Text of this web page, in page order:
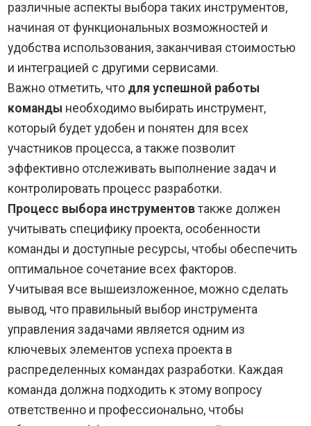
различные аспекты выбора таких инструментов,
начиная от функциональных возможностей и
удобства использования, заканчивая стоимостью
и интеграцией с другими сервисами.
Важно отметить, что для успешной работы
команды необходимо выбирать инструмент,
который будет удобен и понятен для всех
участников процесса, а также позволит
эффективно отслеживать выполнение задач и
контролировать процесс разработки.
Процесс выбора инструментов также должен
учитывать специфику проекта, особенности
команды и доступные ресурсы, чтобы обеспечить
оптимальное сочетание всех факторов.
Учитывая все вышеизложенное, можно сделать
вывод, что правильный выбор инструмента
управления задачами является одним из
ключевых элементов успеха проекта в
распределенных командах разработки. Каждая
команда должна подходить к этому вопросу
ответственно и профессионально, чтобы